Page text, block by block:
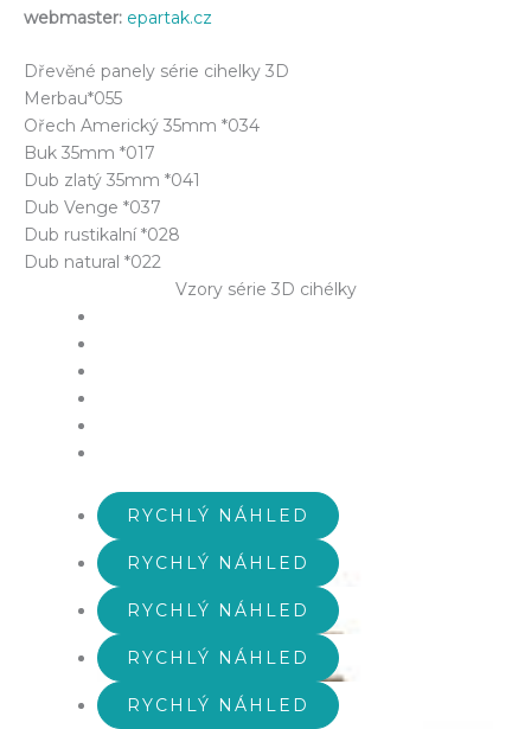
webmaster: epartak.cz
Dřevěné panely série cihelky 3D
Merbau*055
Ořech Americký 35mm *034
Buk 35mm *017
Dub zlatý 35mm *041
Dub Venge *037
Dub rustikalní *028
Dub natural *022
Vzory série 3D cihélky
RYCHLÝ NÁHLED
RYCHLÝ NÁHLED
RYCHLÝ NÁHLED
RYCHLÝ NÁHLED
RYCHLÝ NÁHLED